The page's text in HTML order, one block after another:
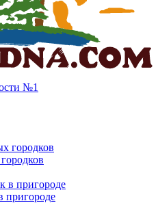
№1
городков
в пригороде
пригороде